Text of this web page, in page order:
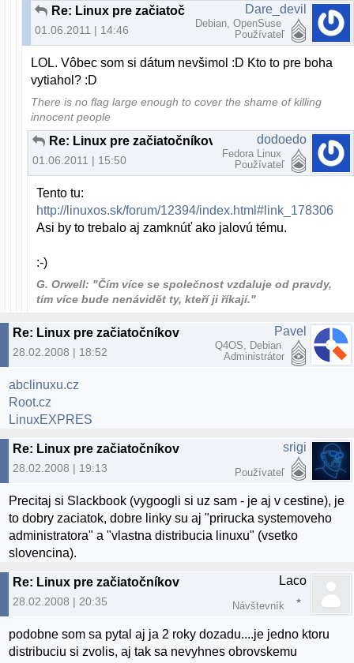
Re: Linux pre začiatočníkov
01.06.2011 | 14:46
Dare_devil
Debian, OpenSuse
Používateľ
LOL. Vôbec som si dátum nevšimol :D Kto to pre boha
vytiahol? :D
There is no flag large enough to cover the shame of killing
innocent people
Re: Linux pre začiatočníkov
01.06.2011 | 15:50
dodoedo
Fedora Linux
Používateľ
Tento tu:
http://linuxos.sk/forum/12394/index.html#link_178306
Asi by to trebalo aj zamknúť ako jalovú tému.
:-)
G. Orwell: "Čím více se společnost vzdaluje od pravdy,
tím více bude nenávidět ty, kteří ji říkají."
Re: Linux pre začiatočníkov
28.02.2008 | 18:52
Pavel
Q4OS, Debian
Administrátor
abclinuxu.cz
Root.cz
LinuxEXPRES
Re: Linux pre začiatočníkov
28.02.2008 | 19:13
srigi
Používateľ
Precitaj si Slackbook (vygoogli si uz sam - je aj v cestine), je
to dobry zaciatok, dobre linky su aj "prirucka systemoveho
administratora" a "vlastna distribucia linuxu" (vsetko
slovencina).
Re: Linux pre začiatočníkov
28.02.2008 | 20:35
Laco
Návštevník
podobne som sa pytal aj ja 2 roky dozadu....je jedno ktoru
distribuciu si zvolis, aj tak sa nevyhnes obrovskemu